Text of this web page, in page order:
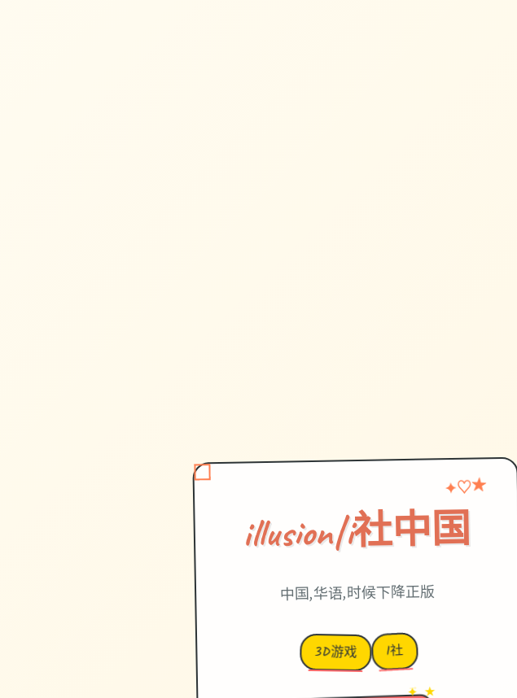
illusion|i社中国
✦
♡★
中国,华语,时候下降正版
3D游戏 I社
→
✦ ★